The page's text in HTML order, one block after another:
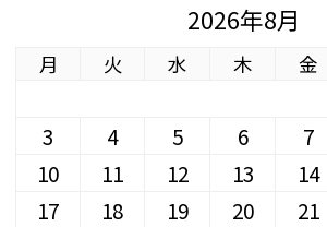
2026年8月
月 火 水 木 金
3
4 5 6 7
10
11 12 13 14
17
18 19 20 21